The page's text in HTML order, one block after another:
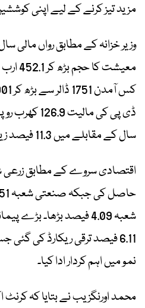
مزید تیز کرنے کے لیے اپنی
وزیر خزانہ کے مطابق رواں مالی
معیشت
ڈی پی کی
سال کے مقابلے میں 11.3 فیصد زیادہ ہے۔
6.11 فیصد ترقی ریکارڈ کی
نمو میں اہم کردار ادا کیا۔